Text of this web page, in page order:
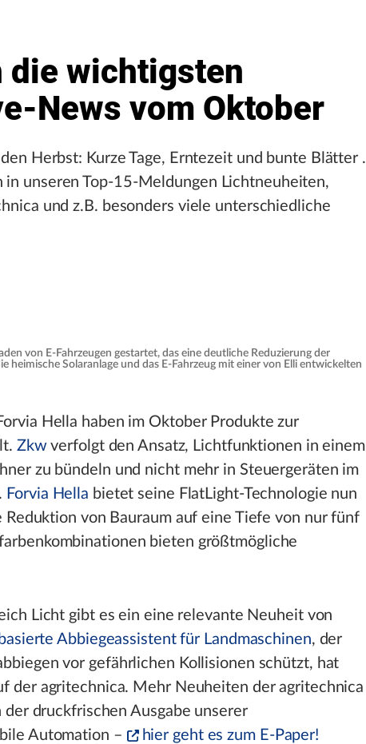
die wichtigsten
News vom Oktober
Herbst: Kurze Tage, Erntezeit und bunte Blätter .
in unseren Top-15-Meldungen Lichtneuheiten,
und z.B. besonders viele unterschiedliche
von E-Fahrzeugen gestartet, das eine deutliche Reduzierung der
Solaranlage und das E-Fahrzeug mit einer von Elli entwickelten
Hella haben im Oktober Produkte zur
Zkwverfolgt den Ansatz, Lichtfunktionen in einem
zu bündeln und nicht mehr in Steuergeräten im
Forvia Hella bietet seine FlatLight-Technologie nun
Reduktion von Bauraum auf eine Tiefe von nur fünf
bieten größtmögliche
Licht gibt es ein eine relevante Neuheit von
Abbiegeassistent für Landmaschinen, der
vor gefährlichen Kollisionen schützt, hat
der agritechnica. Mehr Neuheiten der agritechnica
druckfrischen Ausgabe unserer
Automation –
hier geht es zum E-Paper!